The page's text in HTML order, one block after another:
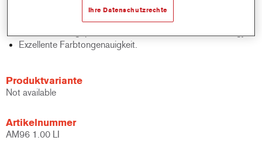
Schnelle Materialverwaltung.
Spart Lagerplatz.
Exzellente Farbtongenauigkeit.
Produktvariante
Not available
Artikelnummer
AM96 1.00 LI
Ihre Datenschutzrechte